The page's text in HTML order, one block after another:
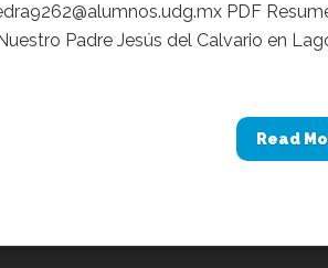
PDF
Padre Jesús del Calvario en
Read